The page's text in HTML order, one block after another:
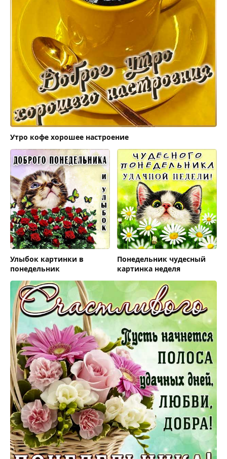
Утро кофе хорошее настроение
Улыбок картинки в
понедельник
Понедельник чудесный
картинка неделя